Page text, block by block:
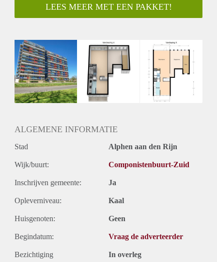
Garantiestelling mogelijk: Ja
Borg: 1 Maand
Huisdieren toegestaan: Afhankelijk van de Eigenaar
Huurtoeslag grens: Nee
Geschikt voor studenten: Afhankelijk van de Eigenaar
LEES MEER MET EEN PAKKET!
ALGEMENE INFORMATIE
Stad Alphen aan den Rijn
Wijk/buurt: Componistenbuurt-Zuid
Inschrijven gemeente: Ja
Opleverniveau: Kaal
Huisgenoten: Geen
Begindatum: Vraag de adverteerder
Bezichtiging In overleg